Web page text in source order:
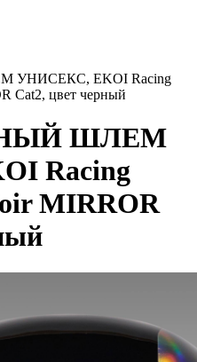
EKOI Racing
Cat2, цвет черный
ШЛЕМ
Racing
MIRROR